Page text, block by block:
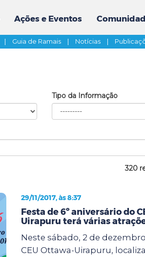
Ações e Eventos
| Guia de Ramais | Notícias |
Tipo da Informação
320
29/11/2017, às 8:37
Festa de 6º aniversário do
Uirapuru terá várias
Neste sábado, 2 de
CEU Ottawa-Uirapuru,